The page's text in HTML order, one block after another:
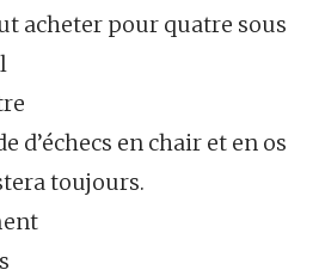
acheter pour quatre sous
d’échecs en chair et en os
toujours.